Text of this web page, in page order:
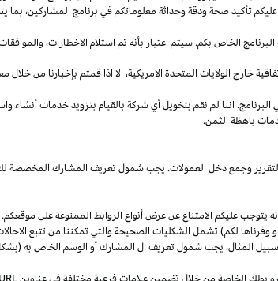
تأكيد صحة ودقة وحداثة معلوماتكم في برنامج المشاركين، بما
الخاص بكم. سيتم اعتبار بأنه تم استلام الاخطارات،
خارج الولايات المتحدة الامريكية، الا اذا قمتم بإخبارنا من خلال
اننا لم نقم بتخويل أي شركة بالقيام بتزويد خدمات أنشاء
باهظة الثمن.
وجمع دخل العمولات. يجب شمول تعريف المشارك المخصصة
يتوجب عليكم الامتناع عن عرض أنواع الروابط الممنوعة على موقعكم.
وفرناها لكم) تشمل الشكليات الصحيحة والتي تمكننا من تتبع
المثال، يجب شمول تعريف ال المشارك أو الوسم الخاص به